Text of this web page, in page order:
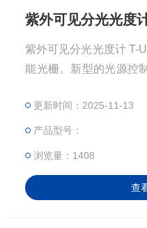
紫外可见分光光度
紫外可见分光光度计 T-
能光栅。新型的光源控
长寿命光源，减轻用户耗
更新时间：2025-11-13
产品型号：
浏览量：1408
查